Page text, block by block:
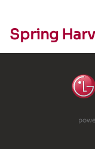
Spring